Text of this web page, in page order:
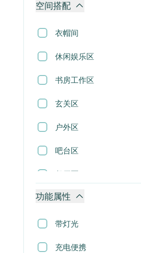
桌几
柜类
床
屏风
置物架
推车
吊灯
吸顶灯
壁灯
落地灯
台灯
空间搭配
衣帽间
休闲娱乐区
书房工作区
玄关区
户外区
吧台区
餐厅区
楼梯区
卧室区
挑空区
功能属性
带灯光
充电便携